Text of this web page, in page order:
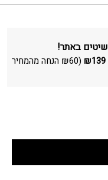
₪139
(
₪60
הנחה מהמחיר